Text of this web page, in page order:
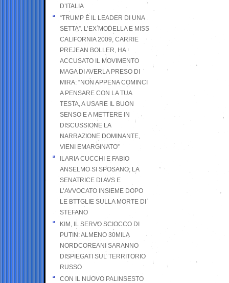
D’ITALIA
“TRUMP È IL LEADER DI UNA
SETTA”. L’EX MODELLA E MISS
CALIFORNIA 2009, CARRIE
PREJEAN BOLLER, HA
ACCUSATO IL MOVIMENTO
MAGA DI AVERLA PRESO DI
MIRA: “NON APPENA COMINCI
A PENSARE CON LA TUA
TESTA, A USARE IL BUON
SENSO E A METTERE IN
DISCUSSIONE LA
NARRAZIONE DOMINANTE,
VIENI EMARGINATO”
ILARIA CUCCHI E FABIO
ANSELMO SI SPOSANO; LA
SENATRICE DI AVS E
L’AVVOCATO INSIEME DOPO
LE BTTGLIE SULLA MORTE DI
STEFANO
KIM, IL SERVO SCIOCCO DI
PUTIN: ALMENO 30MILA
NORDCOREANI SARANNO
DISPIEGATI SUL TERRITORIO
RUSSO
CON IL NUOVO PALINSESTO